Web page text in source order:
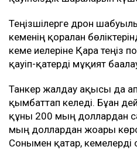
Теңізшілерге дрон
кеменің қорғалған
кеме иелеріне Қара теңіз
қауіп-қатерді мұқият
Танкер жалдау ақысы да
қымбаттап келеді. Бұған
құны 200 мың доллардан
мың доллардан жоғары
Сонымен қатар,